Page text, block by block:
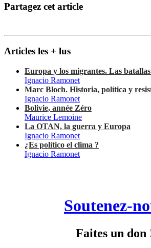
Partagez cet article
Articles les + lus
Europa y los migrantes. Las
Ignacio Ramonet
Marc Bloch. Historia, política y
Ignacio Ramonet
Bolivie, année Zéro
Maurice Lemoine
La OTAN, la guerra y Europa
Ignacio Ramonet
¿Es político el clima ?
Ignacio Ramonet
Soutenez-
Faites un don